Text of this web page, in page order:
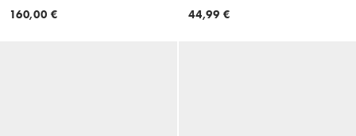
Metallanhänger mit künstlichem
160,00 €
Fransen
44,99 €